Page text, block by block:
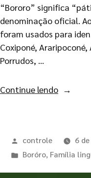
“Bororo” significa
denominação oficial.
foram usados para
Coxiponé,
Porrudos, …
Continue lendo
controle
6
Boróro, Família